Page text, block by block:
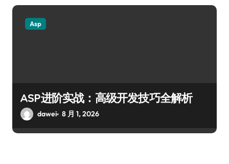
Asp
ASP进阶实战：高级开发技巧全解析
dawei 8 月 1, 2026